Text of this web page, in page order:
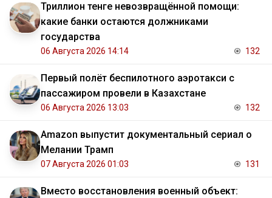
Триллион тенге невозвращённой помощи:
какие банки остаются должниками
государства
06 Августа 2026 14:14 132
Первый полёт беспилотного аэротакси с
пассажиром провели в Казахстане
06 Августа 2026 13:03 132
Amazon выпустит документальный сериал о
Мелании Трамп
07 Августа 2026 01:03 131
Вместо восстановления военный объект: